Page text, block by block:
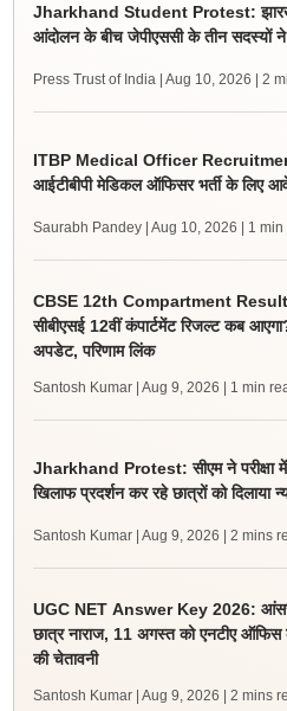
Jharkhand Student Protest:
आंदोलन के बीच जेपीएससी के तीन सदस्यों ने
Press Trust of India | Aug 10, 2026 | 2
ITBP Medical Officer
आईटीबीपी मेडिकल ऑफिसर भर्ती के
Saurabh Pandey | Aug 10, 2026 | 1
CBSE 12th Compartment
सीबीएसई 12वीं कंपार्टमेंट रिजल्ट कब
अपडेट, परिणाम लिंक
Santosh Kumar | Aug 9, 2026 | 1 min
Jharkhand Protest: सीएम ने परीक्षा में
खिलाफ प्रदर्शन कर रहे छात्रों को दिलाया
Santosh Kumar | Aug 9, 2026 | 2 mins
UGC NET Answer Key 2026:
छात्र नाराज, 11 अगस्त को एनटीए ऑफिस
की चेतावनी
Santosh Kumar | Aug 9, 2026 | 2 mins